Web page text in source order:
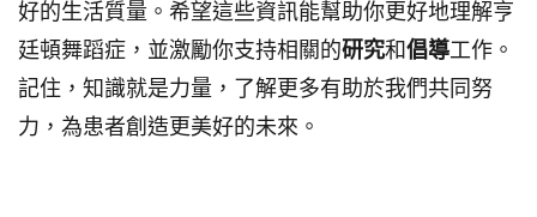
好的生活質量。希望這些資訊能幫助你更好地理解亨
廷頓舞蹈症，並激勵你支持相關的研究和倡導工作。
記住，知識就是力量，了解更多有助於我們共同努
力，為患者創造更美好的未來。